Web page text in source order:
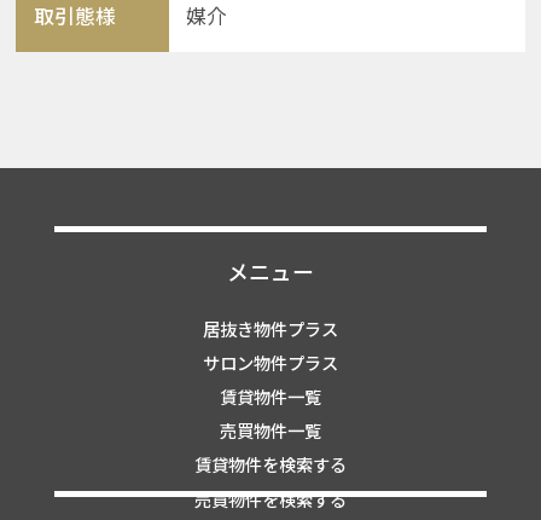
取引態様 媒介
メニュー
居抜き物件プラス
サロン物件プラス
賃貸物件一覧
売買物件一覧
賃貸物件を検索する
売買物件を検索する